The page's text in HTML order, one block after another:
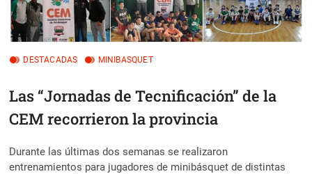
DESTACADAS MINIBASQUET
Las “Jornadas de Tecnificación” de la
CEM recorrieron la provincia
Durante las últimas dos semanas se realizaron
entrenamientos para jugadores de minibásquet de distintas